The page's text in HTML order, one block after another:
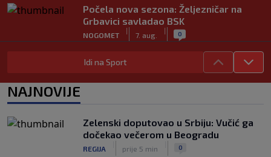
Počela nova sezona: Željezničar na
Grbavici savladao BSK
NOGOMET
|
7. aug.
| 0
Objavljeno koje države podržavaju
Infantina, a koje traže promjene: HNS
namjeravao prodati prava na Svjetsko
prvenstvo ispod cijene?
NOGOMET
|
7. aug. 0
Idi na Sport
NAJNOVIJE
Zelenski doputovao u Srbiju: Vučić ga
dočekao večerom u Beogradu
REGIJA prije 5 min 0